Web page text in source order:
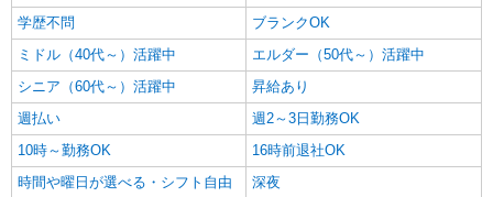
み
時給1,193円〜1,257円 ※経験・能力・資格等
による 社会福祉士・介護福祉士 時給1,257円 その
他資格 時給1,193円 ※一律処遇改善加算含む 〇時
間外勤務手当 〇土日祝勤務手当 〇夜勤手当 〇深
夜勤務手当 〇年末年始勤務手当 〇早朝7:00〜
8:00/夜間18:00〜20:00は時給25％UP
エイジフリーハウス岡崎六名 愛知県岡崎市六
名東町7番1
詳細を見る
学歴不問
ブランクOK
ミドル（40代～）活躍中
エルダー（50代～）活躍中
シニア（60代～）活躍中
昇給あり
週払い
週2～3日勤務OK
10時～勤務OK
16時前退社OK
時間や曜日が選べる・シフト自由
深夜